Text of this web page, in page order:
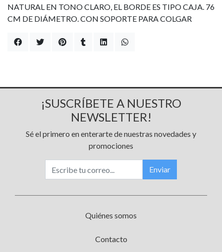
NATURAL EN TONO CLARO, EL BORDE ES TIPO CAJA. 76
CM DE DIÁMETRO. CON SOPORTE PARA COLGAR
¡SUSCRÍBETE A NUESTRO
NEWSLETTER!
Sé el primero en enterarte de nuestras novedades y
promociones
Enviar
Quiénes somos
Contacto